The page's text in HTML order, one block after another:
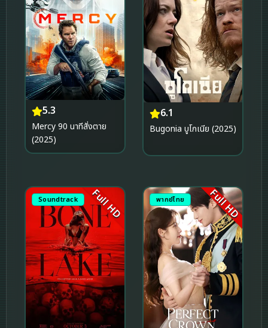
5.3
Mercy 90 นาทีสั่งตาย
(2025)
6.1
Bugonia บูโกเนีย (2025)
Soundtrack Full HD พากย์ไทย Full HD